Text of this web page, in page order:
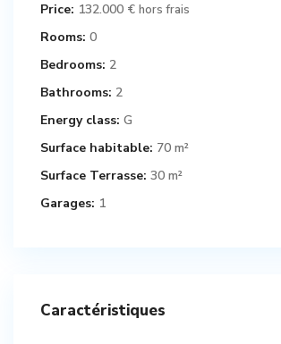
Price: 132.000 € hors frais
Rooms: 0
Bedrooms: 2
Bathrooms: 2
Energy class: G
Surface habitable: 70 m²
Surface Terrasse: 30 m²
Garages: 1
Caractéristiques